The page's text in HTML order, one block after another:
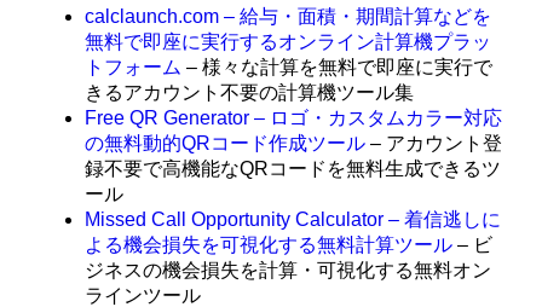
calclaunch.com – 給与・面積・期間計算などを
無料で即座に実行するオンライン計算機プラッ
トフォーム – 様々な計算を無料で即座に実行で
きるアカウント不要の計算機ツール集
Free QR Generator – ロゴ・カスタムカラー対応
の無料動的QRコード作成ツール – アカウント登
録不要で高機能なQRコードを無料生成できるツ
ール
Missed Call Opportunity Calculator – 着信逃しに
よる機会損失を可視化する無料計算ツール – ビ
ジネスの機会損失を計算・可視化する無料オン
ラインツール